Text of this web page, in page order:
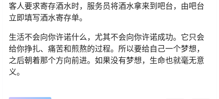
客人要求寄存酒水时，服务员将酒水拿来到吧台，由吧台
立即填写酒水寄存单。
生活不会向你许诺什么，尤其不会向你许诺成功。它只会
给你挣扎、痛苦和煎熬的过程。所以要给自己一个梦想，
之后朝着那个方向前进。如果没有梦想，生命也就毫无意
义。